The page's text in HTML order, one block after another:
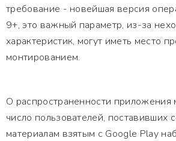
требование - новейшая версия
9+, это важный параметр, из-за
характеристик, могут иметь место
монтированием.
О распространенности приложения
число пользователей, поставивших
материалам взятым с Google Play